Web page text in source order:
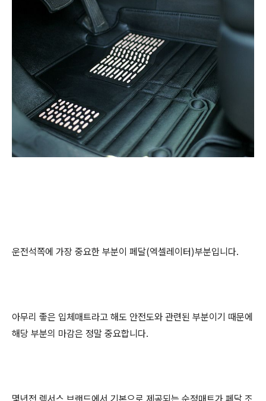
운전석쪽에 가장 중요한 부분이 페달(엑셀레이터)부분입니다.
아무리 좋은 입체매트라고 해도 안전도와 관련된 부분이기 때문에
해당 부분의 마감은 정말 중요합니다.